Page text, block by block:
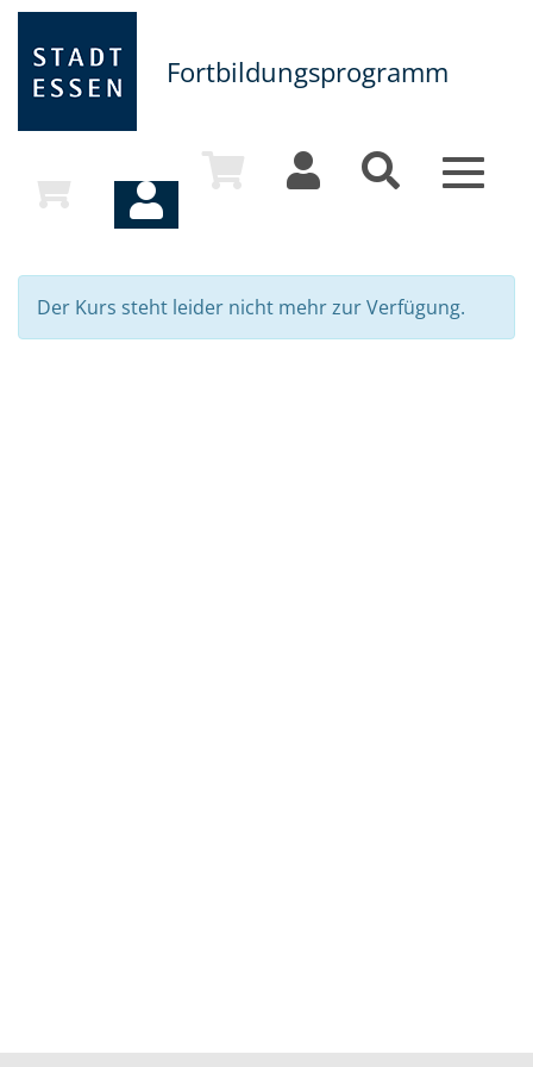
Fortbildungsprogramm
Toggle
Der Kurs steht leider nicht mehr zur Verfügung.